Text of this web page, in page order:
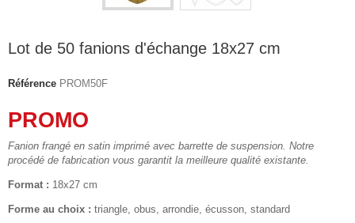
Lot de 50 fanions d'échange 18x27 cm
Référence PROM50F
PROMO
Fanion frangé en satin imprimé avec barrette de suspension. Notre
procédé de fabrication vous garantit la meilleure qualité existante.
Format : 18x27 cm
Forme au choix : triangle, obus, arrondie, écusson, standard